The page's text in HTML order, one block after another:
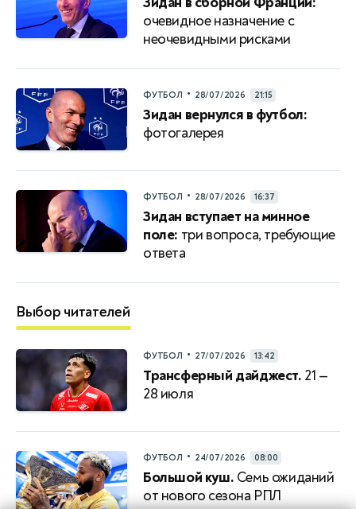
очевидное назначение с
неочевидными рисками
ФУТБОЛ • 28/07/2026 21:15
Зидан вернулся в футбол:
фотогалерея
ФУТБОЛ • 28/07/2026 16:37
Зидан вступает на минное
поле: три вопроса, требующие
ответа
Выбор читателей
ФУТБОЛ • 27/07/2026 13:42
Трансферный дайджест. 21 —
28 июля
ФУТБОЛ • 24/07/2026 08:00
Большой куш. Семь ожиданий
от нового сезона РПЛ